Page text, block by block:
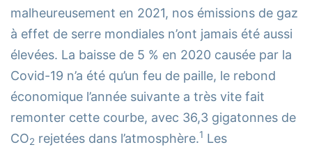
malheureusement en 2021, nos émissions de gaz
à effet de serre mondiales n’ont jamais été aussi
élevées. La baisse de 5 % en 2020 causée par la
Covid-19 n’a été qu’un feu de paille, le rebond
économique l’année suivante a très vite fait
remonter cette courbe, avec 36,3 gigatonnes de
CO2 rejetées dans l’atmosphère.1 Les